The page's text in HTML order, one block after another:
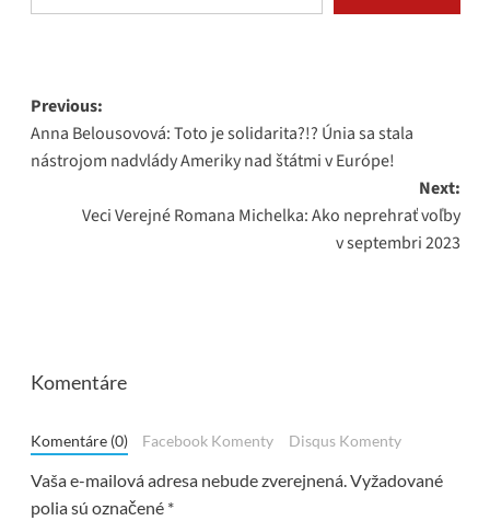
Post
navigation
Previous:
Anna Belousovová: Toto je solidarita?!? Únia sa stala
nástrojom nadvlády Ameriky nad štátmi v Európe!
Next:
Veci Verejné Romana Michelka: Ako neprehrať voľby
v septembri 2023
Komentáre
Komentáre (0) Facebook Komenty Disqus Komenty
Vaša e-mailová adresa nebude zverejnená. Vyžadované
polia sú označené *